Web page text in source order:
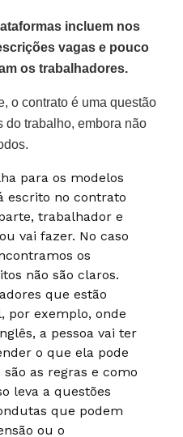
incluem nos
vagas e pouco
os trabalhadores.
o contrato é uma questão
do trabalho, embora não
para os modelos
escrito no contrato
trabalhador e
vai fazer. No caso
os
não são claros.
que estão
por exemplo, onde
a pessoa vai ter
o que ela pode
as regras e como
leva a questões
que podem
ou o